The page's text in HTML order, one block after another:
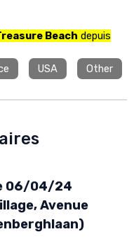
Beach depuis
USA Other
06/04/24
Avenue